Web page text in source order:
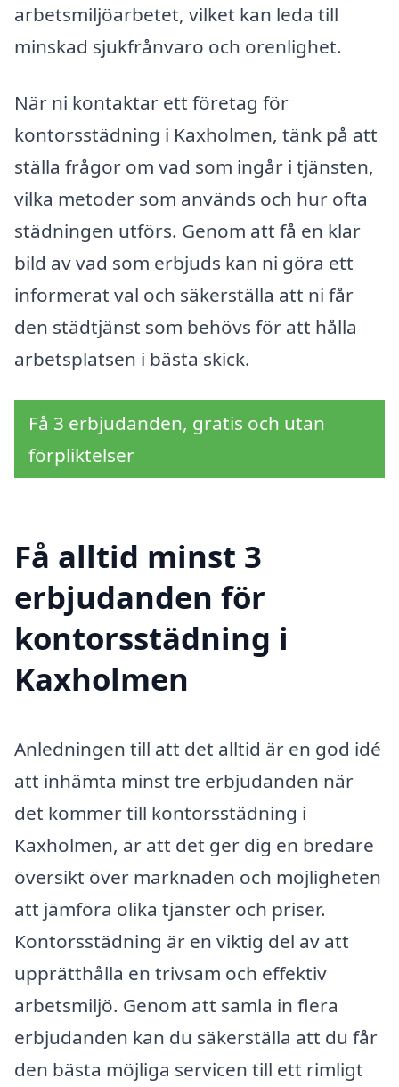
arbetsmiljöarbetet, vilket kan leda till
minskad sjukfrånvaro och orenlighet.
När ni kontaktar ett företag för
kontorsstädning i Kaxholmen, tänk på att
ställa frågor om vad som ingår i tjänsten,
vilka metoder som används och hur ofta
städningen utförs. Genom att få en klar
bild av vad som erbjuds kan ni göra ett
informerat val och säkerställa att ni får
den städtjänst som behövs för att hålla
arbetsplatsen i bästa skick.
Få 3 erbjudanden, gratis och utan
förpliktelser
Få alltid minst 3
erbjudanden för
kontorsstädning i
Kaxholmen
Anledningen till att det alltid är en god idé
att inhämta minst tre erbjudanden när
det kommer till kontorsstädning i
Kaxholmen, är att det ger dig en bredare
översikt över marknaden och möjligheten
att jämföra olika tjänster och priser.
Kontorsstädning är en viktig del av att
upprätthålla en trivsam och effektiv
arbetsmiljö. Genom att samla in flera
erbjudanden kan du säkerställa att du får
den bästa möjliga servicen till ett rimligt